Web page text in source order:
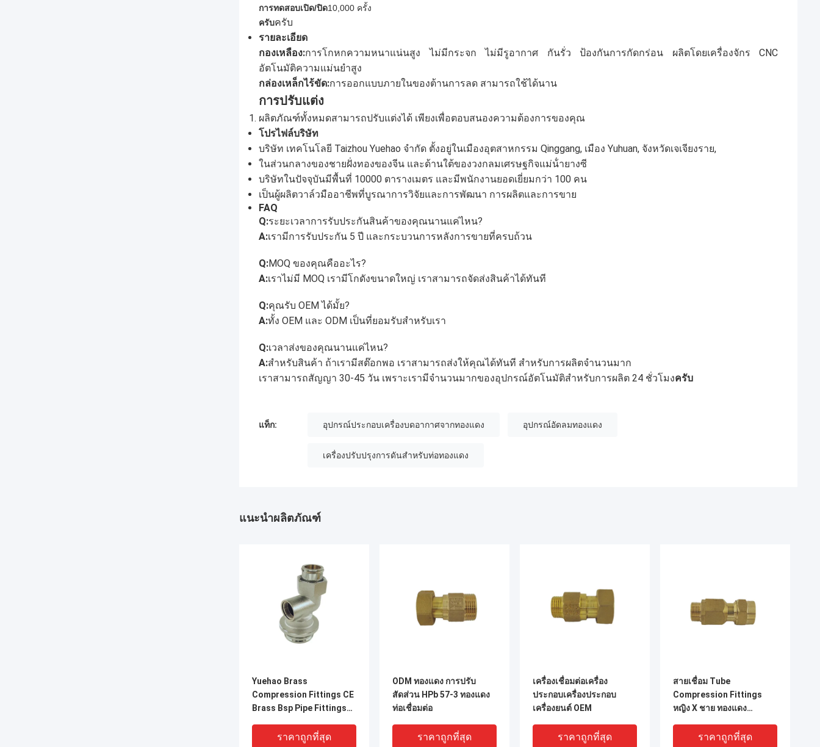
การทดสอบเปิด/ปิด10,000 ครั้ง
ครับครับ
รายละเอียด
กองเหลือง:การโกหกความหนาแน่นสูง ไม่มีกระจก ไม่มีรูอากาศ กันรั่ว ป้องกันการกัดกร่อน ผลิตโดยเครื่องจักร CNC
อัตโนมัติความแม่นยําสูง
กล่องเหล็กไร้ขัด:การออกแบบภายในของต้านการลด สามารถใช้ได้นาน
การปรับแต่ง
ผลิตภัณฑ์ทั้งหมดสามารถปรับแต่งได้ เพียงเพื่อตอบสนองความต้องการของคุณ
โปรไฟล์บริษัท
บริษัท เทคโนโลยี Taizhou Yuehao จํากัด ตั้งอยู่ในเมืองอุตสาหกรรม Qinggang, เมือง Yuhuan, จังหวัดเจเจียงราย,
ในส่วนกลางของชายฝั่งทองของจีน และด้านใต้ของวงกลมเศรษฐกิจแม่น้ํายางซี
บริษัทในปัจจุบันมีพื้นที่ 10000 ตารางเมตร และมีพนักงานยอดเยี่ยมกว่า 100 คน
เป็นผู้ผลิตวาล์วมืออาชีพที่บูรณาการวิจัยและการพัฒนา การผลิตและการขาย
FAQ
Q:ระยะเวลาการรับประกันสินค้าของคุณนานแค่ไหน?
A:เรามีการรับประกัน 5 ปี และกระบวนการหลังการขายที่ครบถ้วน
Q:MOQ ของคุณคืออะไร?
A:เราไม่มี MOQ เรามีโกดังขนาดใหญ่ เราสามารถจัดส่งสินค้าได้ทันที
Q:คุณรับ OEM ได้มั้ย?
A:ทั้ง OEM และ ODM เป็นที่ยอมรับสําหรับเรา
Q:เวลาส่งของคุณนานแค่ไหน?
A:สําหรับสินค้า ถ้าเรามีสต๊อกพอ เราสามารถส่งให้คุณได้ทันที สําหรับการผลิตจํานวนมาก
เราสามารถสัญญา 30-45 วัน เพราะเรามีจํานวนมากของอุปกรณ์อัตโนมัติสําหรับการผลิต 24 ชั่วโมงครับ
แท็ก: อุปกรณ์ประกอบเครื่องบดอากาศจากทองแดง อุปกรณ์อัดลมทองแดง
เครื่องปรับปรุงการดันสําหรับท่อทองแดง
แนะนำผลิตภัณฑ์
Yuehao Brass
Compression Fittings CE
Brass Bsp Pipe Fittings
ราคาถูกที่สุด
ODM ทองแดง การปรับ
สัดส่วน HPb 57-3 ทองแดง
ท่อเชื่อมต่อ
ราคาถูกที่สุด
เครื่องเชื่อมต่อเครื่อง
ประกอบเครื่องประกอบ
เครื่องยนต์ OEM
ราคาถูกที่สุด
สายเชื่อม Tube
Compression Fittings
หญิง X ชาย ทองแดง
ราคาถูกที่สุด